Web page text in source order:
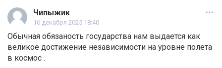
Чипыжик
16 декабря 2025 18:40
Обычная обязаность государства нам выдается как
великое достижение независимости на уровне полета
в космос .